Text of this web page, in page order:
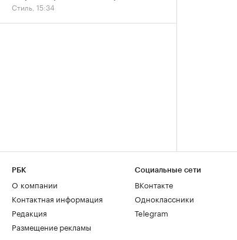
Стиль, 15:34
РБК
О компании
Контактная информация
Редакция
Размещение рекламы
Социальные сети
ВКонтакте
Одноклассники
Telegram